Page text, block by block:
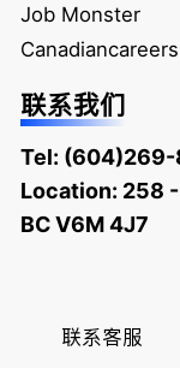
Job Monster
Canadiancareers
联系我们
Tel:
Location: 258
BC V6M 4J7
联系客服